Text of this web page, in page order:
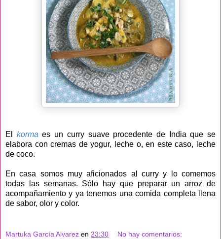
El kormaes un curry suave procedente de India que se
elabora con cremas de yogur, leche o, en este caso, leche
de coco.
En casa somos muy aficionados al curry y lo comemos
todas las semanas. Sólo hay que preparar un arroz de
acompañamiento y ya tenemos una comida completa llena
de sabor, olor y color.
Martuka García Alvarez en 23:30 No hay comentarios: